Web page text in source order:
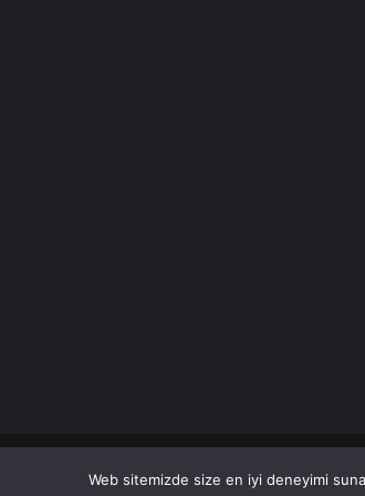
© Copyright 2026 Her Hakkı Saklıdır.
Web sitemizde size en iyi deneyimi